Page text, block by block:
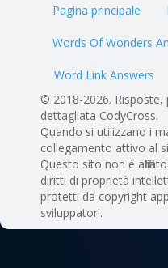
Pagina principale
Words Of Wonders
Word Link Answers
© 2018-2026.
dettagliata CodyCross.
Quando si utilizzano i
collegamento attivo al
Questo sito non è
diritti di proprietà
protetti da copyright
sviluppatori.